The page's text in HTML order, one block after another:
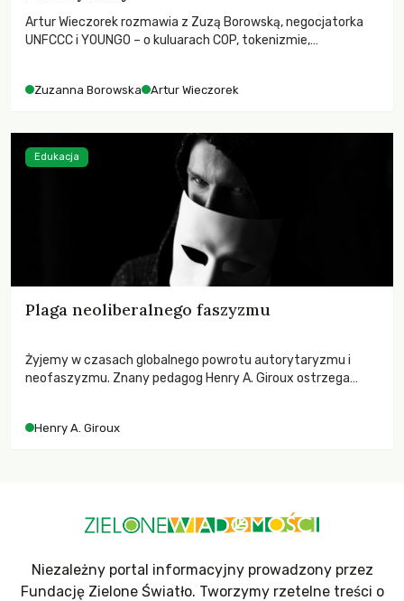
Artur Wieczorek rozmawia z Zuzą Borowską, negocjatorka
UNFCCC i YOUNGO – o kuluarach COP, tokenizmie,
Zuzanna Borowska Artur Wieczorek
Plaga neoliberalnego faszyzmu
Żyjemy w czasach globalnego powrotu autorytaryzmu i
neofaszyzmu. Znany pedagog Henry A. Giroux ostrzega
wychowają świadomych obywateli?
Henry A. Giroux
Edukacja
Niezależny portal informacyjny prowadzony przez
Fundację Zielone Światło. Tworzymy rzetelne treści o